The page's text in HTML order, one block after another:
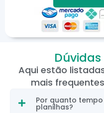
Aqui estão
mais
Por quanto
planilhas?